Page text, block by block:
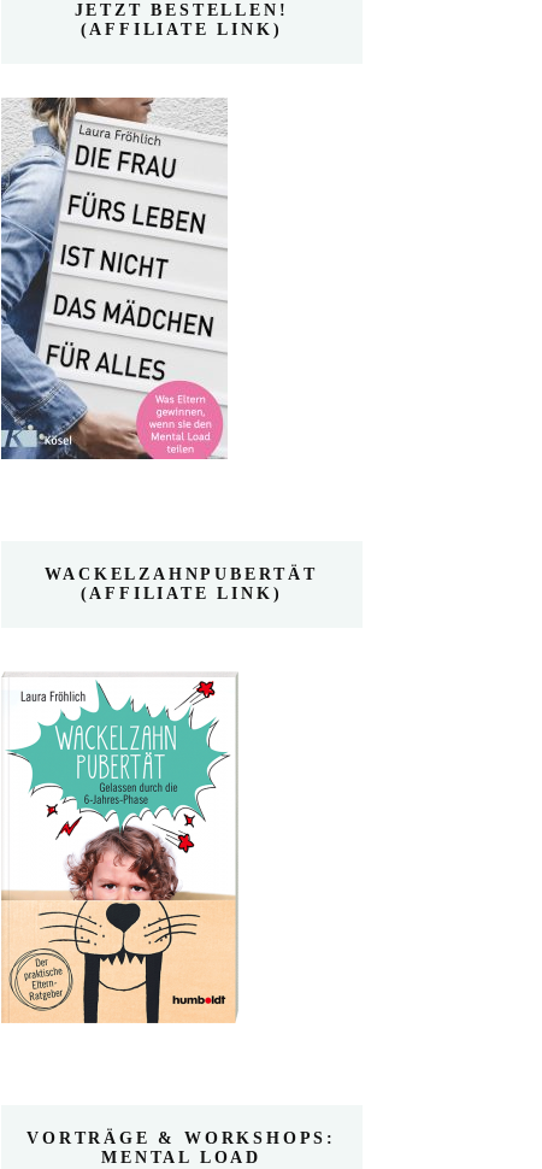
JETZT BESTELLEN!
(AFFILIATE LINK)
WACKELZAHNPUBERTÄT
(AFFILIATE LINK)
VORTRÄGE & WORKSHOPS:
MENTAL LOAD